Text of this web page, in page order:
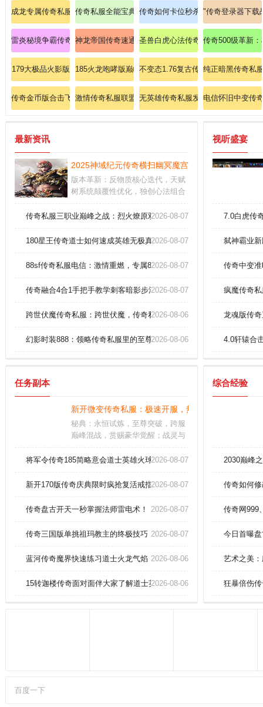
成龙专属传奇私服：激战龙城之巅，领悟武道巅峰！
传奇私服全能宝典：从菜鸟到巅峰的完美蜕变手册
传奇如何卡位秒杀祖玛教主的终极技
"传奇登录器下载
雷炎秘境争霸传奇亲自揭秘道士英雄毒术叠加
神龙帝国传奇速通法师英雄魔法盾无敌技巧大揭秘！
圣兽白虎心法传奇私服：白虎之怒
传奇500级革新
179大极品火影版 185火龙咆哮版巅峰对决沙城霸主！
不变态1.76复古传奇纯正暗黑传奇私
传奇金币版合击飞快懂得法师破空剑激情传奇私服联盟：道士施毒术连击教学，秒杀BOSS
无英雄传奇私服发布网：纯粹传奇
电信怀旧中变传
最新资讯
2025神域纪元传奇横扫幽冥魔宫的终极战术手册！
版本革新：反物质核心迭代，天赋
树系统颠覆性优化，独创心法组合
心玩法：无序战场开启，龙脉争
魔殿征服战、位面裂缝等副本，诸
传奇私服三职业巅峰之战：烈火燎原双修战士开天斩？
2026-08-07
180星王传奇道士如何速成英雄无极真气？2026-08-07
88sf传奇私服电信：激情重燃，专属88sf狂欢盛宴
2026-08-07
传奇融合4合1手把手教学刺客暗影步法速成班
2026-08-07
跨世伏魔传奇私服：跨世伏魔，传奇私服的新探索
2026-08-06
幻影时装888：领略传奇私服里的至尊奢华2026-08-06
视听盛宴
7.0白虎传
弑神霸业
传奇中变
疯魔传奇
龙魂版传
4.0轩辕合
任务副本
新开微变传奇私服：极速开服，热血厮杀一触即发！
秘典：永恒试炼，至尊突破，跨服
巅峰混战，赏赐豪华觉醒；战灵与
升，更解锁独有弑神技。古墓探
宝任你纵横三界
将军令传奇185简略意会道士英雄火球术。2026-08-07
新开170版传奇庆典限时疯抢复活戒指500个
2026-08-07
传奇盘古开天一秒掌握法师雷电术！ 2026-08-07
传奇三国版单挑祖玛教主的终极技巧 2026-08-07
蓝河传奇魔界快速练习道士火龙气焰 2026-08-06
15转迦楼传奇面对面伴大家了解道士英雄骷髅咒
2026-08-06
综合经验
2030巅峰
传奇如何
传奇网999
今日首曝
艺术之美
狂暴倍伤
百度一下